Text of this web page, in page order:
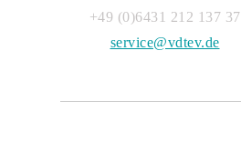
+49 (0)6431 212 137 37
service@vdtev.de